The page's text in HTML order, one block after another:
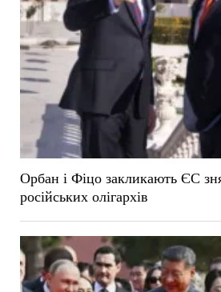
Орбан і Фіцо закликають ЄС
російських олігархів